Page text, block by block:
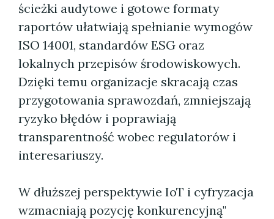
ścieżki audytowe i gotowe formaty
raportów ułatwiają spełnianie wymogów
ISO 14001, standardów ESG oraz
lokalnych przepisów środowiskowych.
Dzięki temu organizacje skracają czas
przygotowania sprawozdań, zmniejszają
ryzyko błędów i poprawiają
transparentność wobec regulatorów i
interesariuszy.
W dłuższej perspektywie IoT i cyfryzacja
wzmacniają pozycję konkurencyjną"